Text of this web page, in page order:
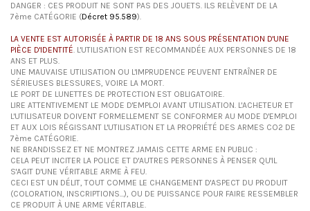
DANGER : CES PRODUIT NE SONT PAS DES JOUETS. ILS RELÈVENT DE LA
7ème CATÉGORIE (Décret 95.589).
LA VENTE EST AUTORISÉE À PARTIR DE 18 ANS SOUS PRÉSENTATION D'UNE
PIÈCE D'IDENTITÉ. L'UTILISATION EST RECOMMANDÉE AUX PERSONNES DE 18
ANS ET PLUS.
UNE MAUVAISE UTILISATION OU L'IMPRUDENCE PEUVENT ENTRAÎNER DE
SÉRIEUSES BLESSURES, VOIRE LA MORT.
LE PORT DE LUNETTES DE PROTECTION EST OBLIGATOIRE.
LIRE ATTENTIVEMENT LE MODE D'EMPLOI AVANT UTILISATION. L'ACHETEUR ET
L'UTILISATEUR DOIVENT FORMELLEMENT SE CONFORMER AU MODE D'EMPLOI
ET AUX LOIS RÉGISSANT L'UTILISATION ET LA PROPRIÉTÉ DES ARMES CO2 DE
7ème CATÉGORIE.
NE BRANDISSEZ ET NE MONTREZ JAMAIS CETTE ARME EN PUBLIC :
CELA PEUT INCITER LA POLICE ET D'AUTRES PERSONNES À PENSER QU'IL
S'AGIT D'UNE VÉRITABLE ARME À FEU.
CECI EST UN DÉLIT, TOUT COMME LE CHANGEMENT D'ASPECT DU PRODUIT
(COLORATION, INSCRIPTIONS...), OU DE PUISSANCE POUR FAIRE RESSEMBLER
CE PRODUIT À UNE ARME VÉRITABLE.